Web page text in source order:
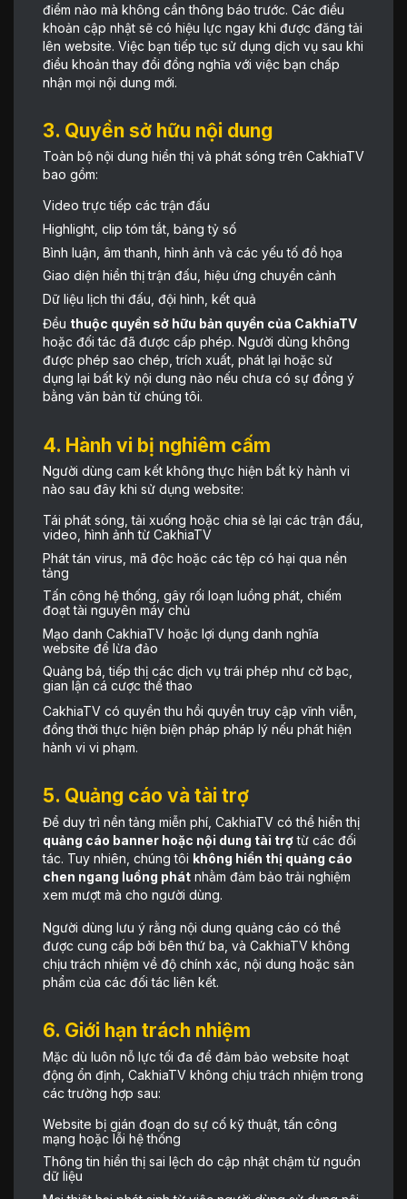
điểm nào mà không cần thông báo trước. Các điều
khoản cập nhật sẽ có hiệu lực ngay khi được đăng tải
lên website. Việc bạn tiếp tục sử dụng dịch vụ sau khi
điều khoản thay đổi đồng nghĩa với việc bạn chấp
nhận mọi nội dung mới.
3. Quyền sở hữu nội dung
Toàn bộ nội dung hiển thị và phát sóng trên CakhiaTV
bao gồm:
Video trực tiếp các trận đấu
Highlight, clip tóm tắt, bảng tỷ số
Bình luận, âm thanh, hình ảnh và các yếu tố đồ họa
Giao diện hiển thị trận đấu, hiệu ứng chuyển cảnh
Dữ liệu lịch thi đấu, đội hình, kết quả
Đều thuộc quyền sở hữu bản quyền của CakhiaTV
hoặc đối tác đã được cấp phép. Người dùng không
được phép sao chép, trích xuất, phát lại hoặc sử
dụng lại bất kỳ nội dung nào nếu chưa có sự đồng ý
bằng văn bản từ chúng tôi.
4. Hành vi bị nghiêm cấm
Người dùng cam kết không thực hiện bất kỳ hành vi
nào sau đây khi sử dụng website:
Tái phát sóng, tải xuống hoặc chia sẻ lại các trận đấu,
video, hình ảnh từ CakhiaTV
Phát tán virus, mã độc hoặc các tệp có hại qua nền
tảng
Tấn công hệ thống, gây rối loạn luồng phát, chiếm
đoạt tài nguyên máy chủ
Mạo danh CakhiaTV hoặc lợi dụng danh nghĩa
website để lừa đảo
Quảng bá, tiếp thị các dịch vụ trái phép như cờ bạc,
gian lận cá cược thể thao
CakhiaTV có quyền thu hồi quyền truy cập vĩnh viễn,
đồng thời thực hiện biện pháp pháp lý nếu phát hiện
hành vi vi phạm.
5. Quảng cáo và tài trợ
Để duy trì nền tảng miễn phí, CakhiaTV có thể hiển thị
quảng cáo banner hoặc nội dung tài trợtừ các đối
tác. Tuy nhiên, chúng tôi không hiển thị quảng cáo
chen ngang luồng phát nhằm đảm bảo trải nghiệm
xem mượt mà cho người dùng.
Người dùng lưu ý rằng nội dung quảng cáo có thể
được cung cấp bởi bên thứ ba, và CakhiaTV không
chịu trách nhiệm về độ chính xác, nội dung hoặc sản
phẩm của các đối tác liên kết.
6. Giới hạn trách nhiệm
Mặc dù luôn nỗ lực tối đa để đảm bảo website hoạt
động ổn định, CakhiaTV không chịu trách nhiệm trong
các trường hợp sau:
Website bị gián đoạn do sự cố kỹ thuật, tấn công
mạng hoặc lỗi hệ thống
Thông tin hiển thị sai lệch do cập nhật chậm từ nguồn
dữ liệu